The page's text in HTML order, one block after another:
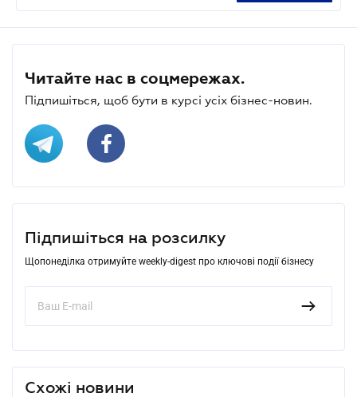
Читайте нас в соцмережах.
Підпишіться, щоб бути в курсі усіх бізнес-новин.
Підпишіться на розсилку
Щопонеділка отримуйте weekly-digest про ключові події бізнесу
Схожі новини